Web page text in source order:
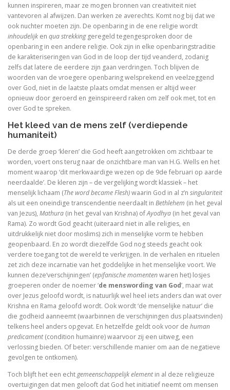
De Arminiaanse vredeskerk. Redevoeringen van
Het verloren koninkrijk
Herinneringen aan Socrates
Wakend over God
Martin Luther
Luther en ‘zijn Joden’
Brand Luther / Het merk ‘Luther’
kunnen inspireren, maar ze mogen bronnen van creativiteit niet
vantevoren al afwijzen. Dan werken ze averechts. Komt nog bij dat we
ook nuchter moeten zijn. De openbaring in de ene religie wordt
inhoudelijk en qua strekking geregeld tegengesproken door de
openbaring in een andere religie. Ook zijn in elke openbaringstraditie
de karakteriseringen van God in de loop der tijd veanderd, zodanig
zelfs dat latere de eerdere zijn gaan verdringen. Toch blijven de
woorden van de vroegere openbaring welsprekend en veelzeggend
over God, niet in de laatste plaats omdat mensen er altijd weer
opnieuw door geroerd en geïnspireerd raken om zelf ook met, tot en
over God te spreken.
Het kleed van de mens zelf (verdiepende
humaniteit)
De derde groep ‘kleren’ die God heeft aangetrokken om zichtbaar te
worden, voert ons terug naar de onzichtbare man van H.G. Wells en het
moment waarop ‘dit merkwaardige wezen op de 9de februari op aarde
neerdaalde’. De kleren zijn – de vergelijking wordt klassiek – het
menselijk lichaam (The word became Flesh)waarin God in al z’n singulariteit
als uit een oneindige transcendentie neerdaalt in Bethlehem (in het geval
van Jezus), Mathura (in het geval van Krishna) ofAyodhya (in het geval van
Rama). Zo wordt God geacht (uiteraard niet in alle religies, en
uitdrukkelijk niet door moslims) zich in menselijke vorm te hebben
geopenbaard. En zo wordt diezelfde God nog steeds geacht ook
verdere toegang tot de wereld te verkrijgen. In de verhalen en rituelen
zet zich deze incarnatie van het goddelijke in het menselijke voort. We
kunnen deze‘verschijningen’ (epifanische momentenwaren het) losjes
groeperen onder de noemer ‘de menswording van God’, maar wat
over Jezus geloofd wordt, is natuurlijk wel heel iets anders dan wat over
Krishna en Rama geloofd wordt. Ook wordt ‘de menselijke natuur’ die
die godheid aanneemt (waarbinnen de verschijningen dus plaatsvinden)
telkens heel anders opgevat. En hetzelfde geldt ook voor de human
predicament(condition humainre) waarvoor zij een uitweg, een
verlossing bieden. Of beter: verschillende manier om aan de negatieve
gevolgen te ontkomen).
Toch blijft het een echtgemeenschappelijk elementin al deze religieuze
overtuigingen dat men gelooft dat God het initiatief neemt om mensen